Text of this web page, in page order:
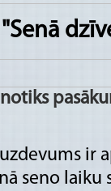
ir
seno laiku